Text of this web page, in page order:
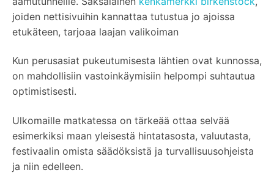
joiden nettisivuihin kannattaa tutustua jo ajoissa
etukäteen, tarjoaa laajan valikoiman
Kun perusasiat pukeutumisesta lähtien ovat kunnossa,
on mahdollisiin vastoinkäymisiin helpompi suhtautua
optimistisesti.
Ulkomaille matkatessa on tärkeää ottaa selvää
esimerkiksi maan yleisestä hintatasosta, valuutasta,
festivaalin omista säädöksistä ja turvallisuusohjeista
ja niin edelleen.